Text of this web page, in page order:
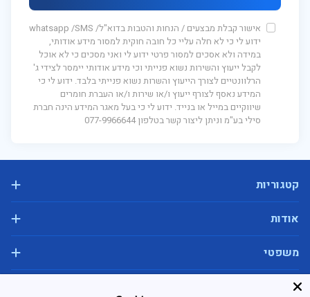
אישור קבלת מבצעים / הנחות והטבות בדוא"ל/ whatsapp /SMS
ידוע לי כי לא חלה עליי כל חובה חוקית למסור מידע אודותי,
במידה ולא אסכים למסור פרטי ידוע לי ואני מסכים כי לא אוכל
לקבל ייעוץ והשירות נשוא פנייתי וכי מידע אודותי יימסר לצידי ג'
הרלוונטיים לצורך הייעוץ והשרות נשוא פנייתי בלבד. ידוע לי כי
המידע נאסף לצורף ייעוץ ו/או שירות ו/או העברת חומרים
שיווקיים במייל או בנייד. ידוע לי כי בעל מאגר המידע הינה חברת
סילי בע"מ וניתן ליצור קשר בטלפון 077-9966644
קטגוריות
מיטות זוגיות
מיטות עם ארגז מצעים
מיטות יהודיות בהפרדה
אודות
יצירת קשר
שירות לקוחות
משפטי
תנאי שימוש
סניפים